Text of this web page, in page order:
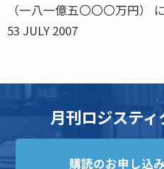
（一八一億五〇〇〇万円）
53 JULY 2007
月刊ロジステ
購読のお申し込